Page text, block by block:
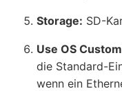
Storage: SD-
Use OS
die Standard-
wenn ein